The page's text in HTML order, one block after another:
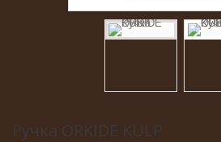
Ручка ORKIDE KULP